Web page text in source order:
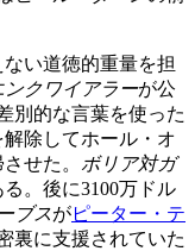
い道徳的重量を担
クワイアラーが公
別的な言葉を使った
除してホール・オ
せた。 ボリア対ガ
。後に3100万ドル
ブスがピーター・テ
裏に支援されていた